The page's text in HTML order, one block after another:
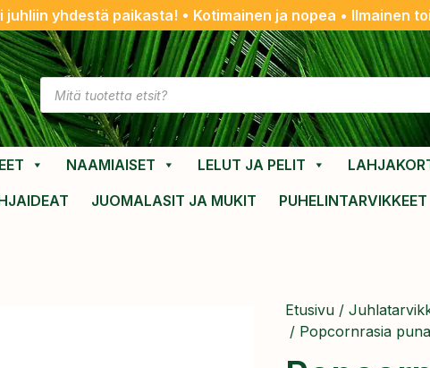
juhliin yhdestä paikasta! • Kotimainen ja nopea • Ilmainen
NAAMIAISET LELUT JA PELIT
JUOMALASIT JA MUKIT PUHELINTARVIKKEET
Etusivu /
/ Popcornrasia